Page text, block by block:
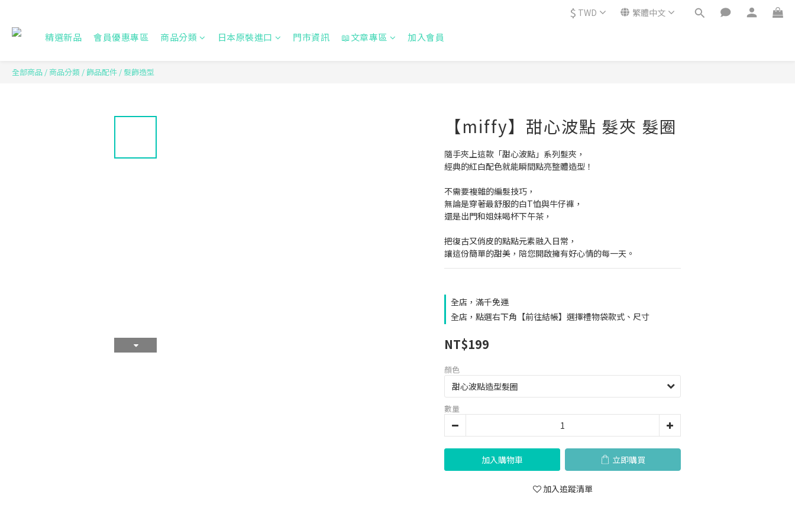
$ TWD 繁體中文
精選新品 會員優惠專區 商品分類 日本原裝進口 門市資訊 📖文章專區 加入會員
全部商品 /商品分類 / 飾品配件 / 髮飾造型
【miffy】甜心波點 髮夾 髮圈
隨手夾上這款「甜心波點」系列髮夾，
經典的紅白配色就能瞬間點亮整體造型！
不需要複雜的編髮技巧，
無論是穿著最舒服的白T恤與牛仔褲，
還是出門和姐妹喝杯下午茶，
把復古又俏皮的點點元素融入日常，
讓這份簡單的甜美，陪您開啟擁有好心情的每一天。
全店，滿千免運
全店，點選右下角【前往結帳】選擇禮物袋款式、尺寸
NT$199
顏色
數量
加入購物車 立即購買
加入追蹤清單